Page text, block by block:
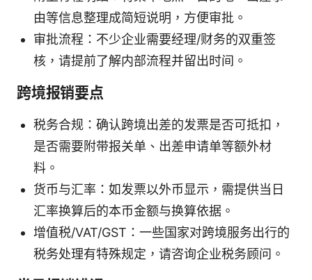
由等信息整理成简短说明，方便审批。
审批流程：不少企业需要经理/财务的双重签
核，请提前了解内部流程并留出时间。
跨境报销要点
税务合规：确认跨境出差的发票是否可抵扣，
是否需要附带报关单、出差申请单等额外材
料。
货币与汇率：如发票以外币显示，需提供当日
汇率换算后的本币金额与换算依据。
增值税/VAT/GST：一些国家对跨境服务出行的
税务处理有特殊规定，请咨询企业税务顾问。